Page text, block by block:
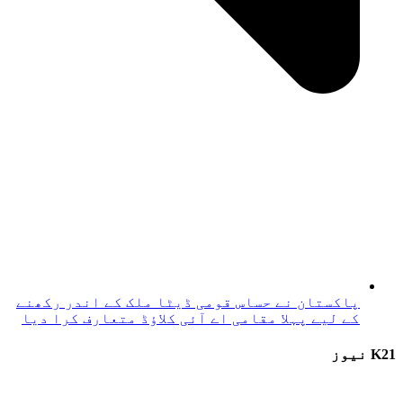
پاکستان نے حساس قومی ڈیٹا ملک کے اندر رکھنے
کے لیے پہلا مقامی اے آئی کلاؤڈ متعارف کرا دیا
K21 نیوز